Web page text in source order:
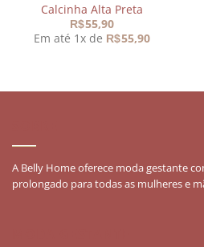
Calcinha Alta Preta
R$55,90
Em até 1x de R$55,90
A Belly Home oferece moda gestante
prolongado para todas as mulheres e